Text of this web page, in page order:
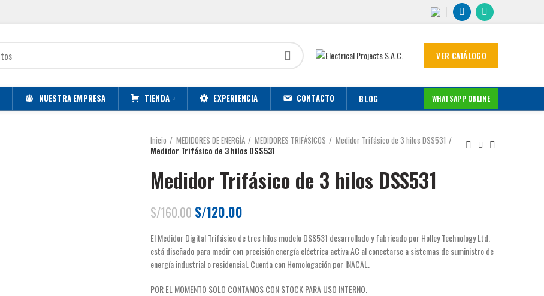
VER CATÁLOGO
NUESTRA EMPRESA TIENDA EXPERIENCIA CONTACTO BLOG WHATSAPP ONLINE
Inicio MEDIDORES DE ENERGÍA MEDIDORES TRIFÁSICOS
Medidor Trifásico de 3 hilos DSS531
Medidor Trifásico de 3 hilos DSS531
Medidor Trifásico de 3 hilos DSS531
S/160.00 El
original
era:
S/160.00.
S/120.00
actual
es:
S/120.00.
El Medidor Digital Trifásico de tres hilos modelo DSS531 desarrollado y fabricado por Holley Technology Ltd.
está diseñado para medir con precisión energía eléctrica activa AC al conectarse a sistemas de suministro de
energía industrial o residencial. Cuenta con Homologación por INACAL.
POR EL MOMENTO SOLO CONTAMOS CON STOCK PARA USO INTERNO.